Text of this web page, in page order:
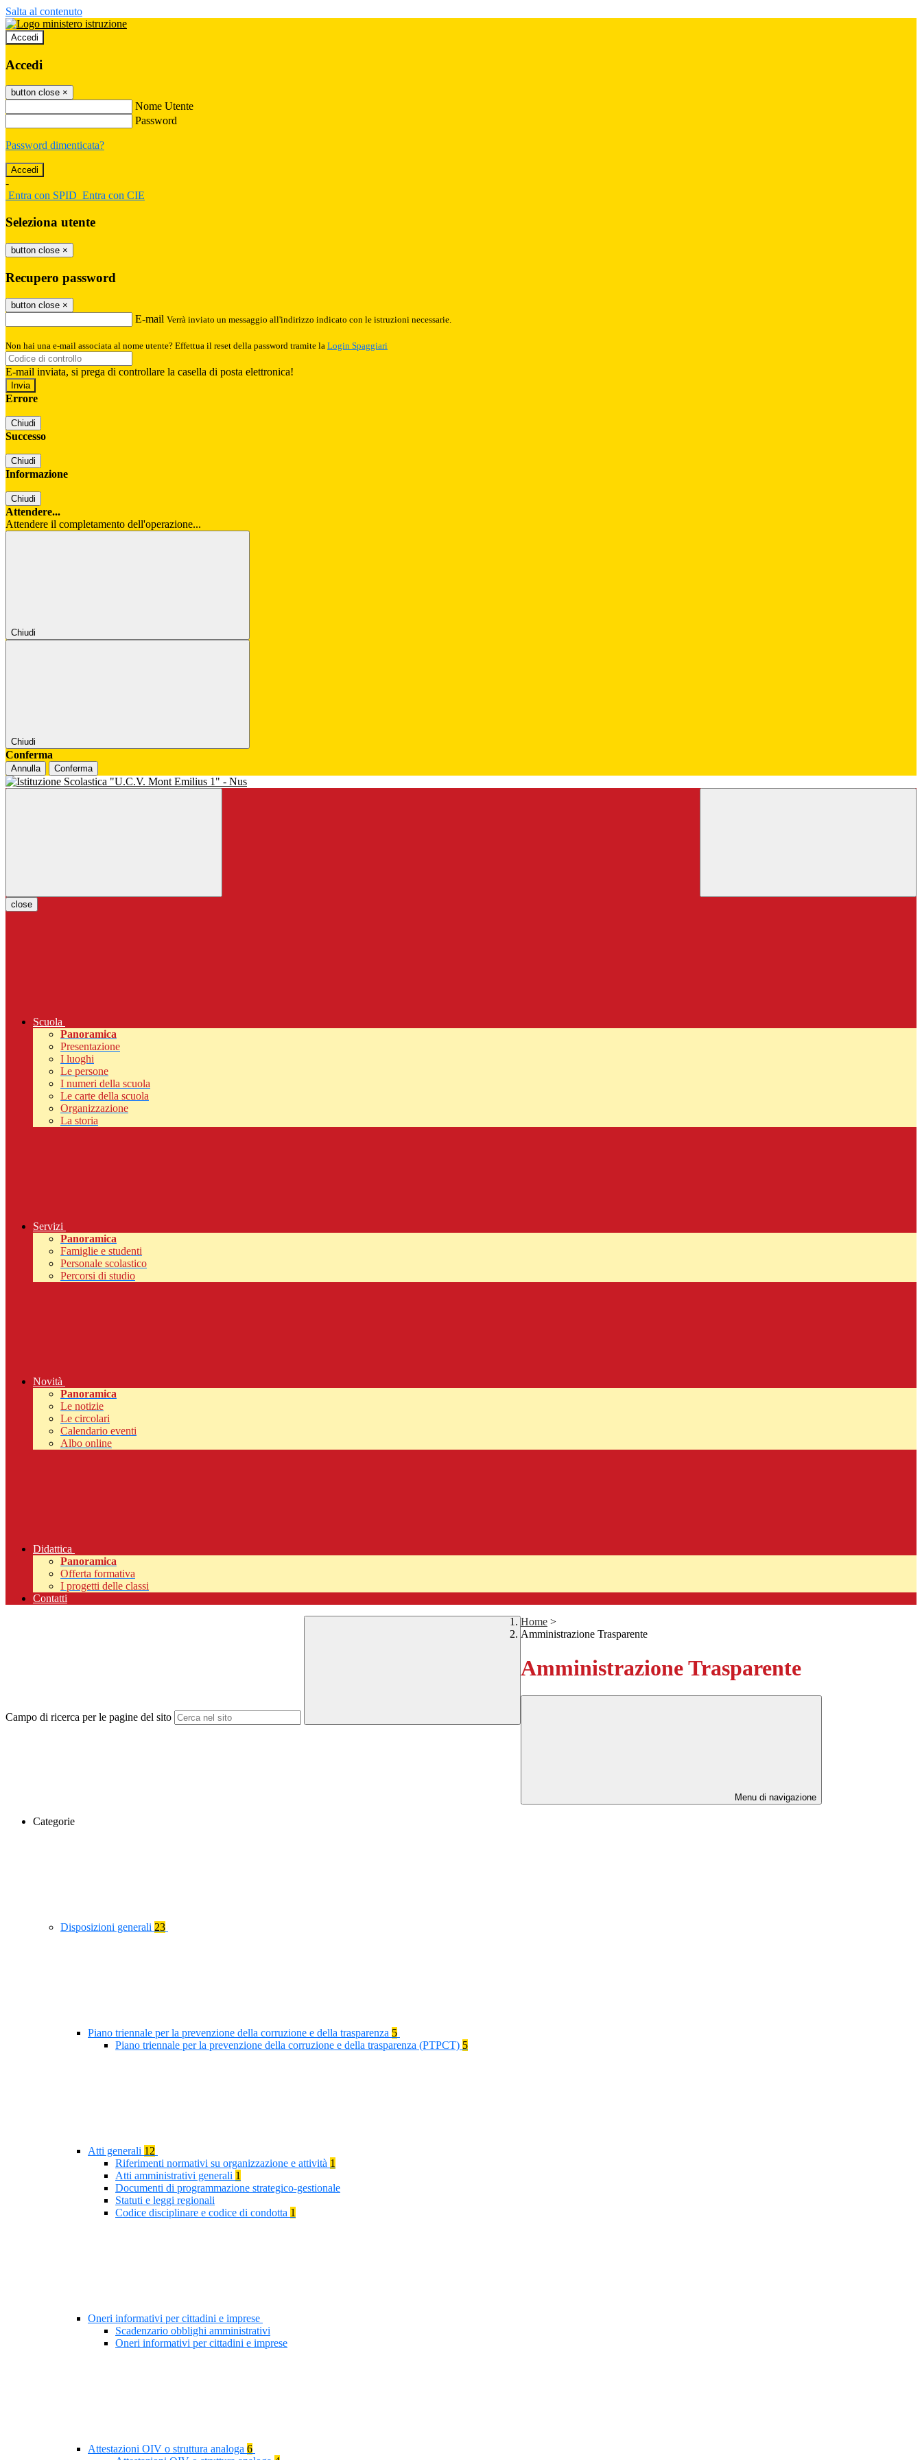
Salta al contenuto
Accedi
Accedi
button close ×
Nome Utente
Password
Password dimenticata?
-
Entra con SPID Entra con CIE
Seleziona utente
button close ×
Recupero password
button close ×
E-mail Verrà inviato un messaggio all'indirizzo indicato con le istruzioni necessarie.
Non hai una e-mail associata al nome utente? Effettua il reset della password tramite la Login Spaggiari
E-mail inviata, si prega di controllare la casella di posta elettronica!
Errore
Chiudi
Successo
Chiudi
Informazione
Chiudi
Attendere...
Attendere il completamento dell'operazione...
Chiudi
Chiudi
Conferma
Annulla Conferma
close
Scuola
Panoramica
Presentazione
I luoghi
Le persone
I numeri della scuola
Le carte della scuola
Organizzazione
La storia
Servizi
Panoramica
Famiglie e studenti
Personale scolastico
Percorsi di studio
Novità
Panoramica
Le notizie
Le circolari
Calendario eventi
Albo online
Didattica
Panoramica
Offerta formativa
I progetti delle classi
Contatti
Campo di ricerca per le pagine del sito
Home >
Amministrazione Trasparente
Amministrazione Trasparente
Menu di navigazione
Categorie
Disposizioni generali 23
Piano triennale per la prevenzione della corruzione e della trasparenza 5
Piano triennale per la prevenzione della corruzione e della trasparenza (PTPCT) 5
Atti generali 12
Riferimenti normativi su organizzazione e attività 1
Atti amministrativi generali 1
Documenti di programmazione strategico-gestionale
Statuti e leggi regionali
Codice disciplinare e codice di condotta 1
Oneri informativi per cittadini e imprese
Scadenzario obblighi amministrativi
Oneri informativi per cittadini e imprese
Attestazioni OIV o struttura analoga 6